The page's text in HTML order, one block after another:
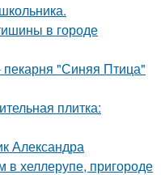
в городе
"Синяя Птица"
плитка:
Александра
в хеллерупе, пригороде